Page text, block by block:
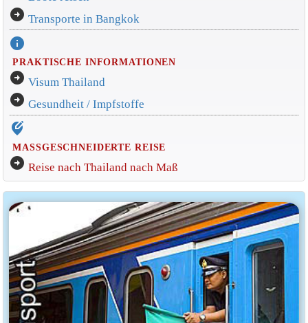
arrow_circle_right Transporte in Bangkok
info
PRAKTISCHE INFORMATIONEN
arrow_circle_right Visum Thailand
arrow_circle_right Gesundheit / Impfstoffe
edit_location_alt
MASSGESCHNEIDERTE REISE
arrow_circle_right Reise nach Thailand nach Maß